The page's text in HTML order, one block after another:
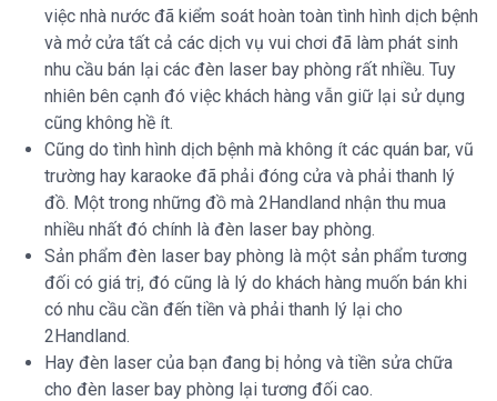
việc nhà nước đã kiểm soát hoàn toàn tình hình dịch bệnh
và mở cửa tất cả các dịch vụ vui chơi đã làm phát sinh
nhu cầu bán lại các đèn laser bay phòng rất nhiều. Tuy
nhiên bên cạnh đó việc khách hàng vẫn giữ lại sử dụng
cũng không hề ít.
Cũng do tình hình dịch bệnh mà không ít các quán bar, vũ
trường hay karaoke đã phải đóng cửa và phải thanh lý
đồ. Một trong những đồ mà 2Handland nhận thu mua
nhiều nhất đó chính là đèn laser bay phòng.
Sản phẩm đèn laser bay phòng là một sản phẩm tương
đối có giá trị, đó cũng là lý do khách hàng muốn bán khi
có nhu cầu cần đến tiền và phải thanh lý lại cho
2Handland.
Hay đèn laser của bạn đang bị hỏng và tiền sửa chữa
cho đèn laser bay phòng lại tương đối cao.